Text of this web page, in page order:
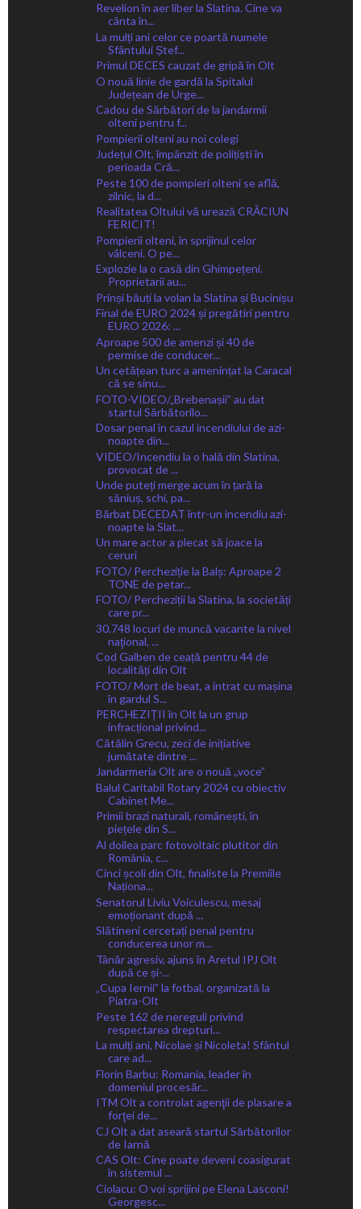
Revelion în aer liber la Slatina. Cine va
cânta în...
La mulți ani celor ce poartă numele
Sfântului Ștef...
Primul DECES cauzat de gripă în Olt
O nouă linie de gardă la Spitalul
Județean de Urge...
Cadou de Sărbători de la jandarmii
olteni pentru f...
Pompierii olteni au noi colegi
Județul Olt, împânzit de polițiști în
perioada Cră...
Peste 100 de pompieri olteni se află,
zilnic, la d...
Realitatea Oltului vă urează CRĂCIUN
FERICIT!
Pompierii olteni, în sprijinul celor
vâlceni. O pe...
Explozie la o casă din Ghimpețeni.
Proprietarii au...
Prinși băuți la volan la Slatina și Bucinișu
Final de EURO 2024 și pregătiri pentru
EURO 2026: ...
Aproape 500 de amenzi și 40 de
permise de conducer...
Un cetățean turc a amenințat la Caracal
că se sinu...
FOTO-VIDEO/„Brebenașii” au dat
startul Sărbătorilo...
Dosar penal în cazul incendiului de azi-
noapte din...
VIDEO/Incendiu la o hală din Slatina,
provocat de ...
Unde puteți merge acum în țară la
săniuș, schi, pa...
Bărbat DECEDAT într-un incendiu azi-
noapte la Slat...
Un mare actor a plecat să joace la
ceruri
FOTO/ Percheziție la Balș: Aproape 2
TONE de petar...
FOTO/ Percheziții la Slatina, la societăți
care pr...
30.748 locuri de muncă vacante la nivel
naţional, ...
Cod Galben de ceață pentru 44 de
localități din Olt
FOTO/ Mort de beat, a intrat cu mașina
în gardul S...
PERCHEZIȚII în Olt la un grup
infracțional privind...
Cătălin Grecu, zeci de inițiative
jumătate dintre ...
Jandarmeria Olt are o nouă ,,voce”
Balul Caritabil Rotary 2024 cu obiectiv
Cabinet Me...
Primii brazi naturali, românești, în
piețele din S...
Al doilea parc fotovoltaic plutitor din
România, c...
Cinci școli din Olt, finaliste la Premiile
Naționa...
Senatorul Liviu Voiculescu, mesaj
emoționant după ...
Slătineni cercetați penal pentru
conducerea unor m...
Tânăr agresiv, ajuns în Aretul IPJ Olt
după ce și-...
„Cupa Iernii” la fotbal, organizată la
Piatra-Olt
Peste 162 de nereguli privind
respectarea drepturi...
La mulți ani, Nicolae și Nicoleta! Sfântul
care ad...
Florin Barbu: Romania, leader în
domeniul procesăr...
ITM Olt a controlat agenţii de plasare a
forţei de...
CJ Olt a dat aseară startul Sărbătorilor
de Iarnă
CAS Olt: Cine poate deveni coasigurat
în sistemul ...
Ciolacu: O voi sprijini pe Elena Lasconi!
Georgesc...